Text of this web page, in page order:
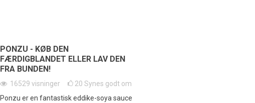
PONZU - KØB DEN
FÆRDIGBLANDET ELLER LAV DEN
FRA BUNDEN!
16529 visninger 20 Synes godt om
Ponzu er en fantastisk eddike-soya sauce